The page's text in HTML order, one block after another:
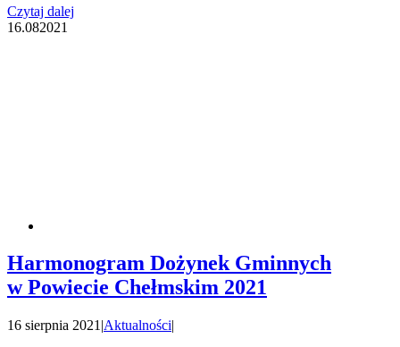
Czytaj dalej
16.082021
Harmonogram Dożynek Gminnych
w Powiecie Chełmskim 2021
16 sierpnia 2021 |Aktualności|